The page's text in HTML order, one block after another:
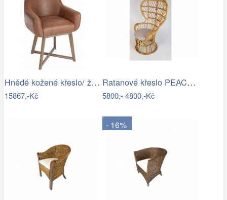
Hnědé kožené křeslo/ židle Venetta - 62…
15867,-Kč
Ratanové křeslo PEACOCK - přírodní ratan
5800,-4800,-Kč
- 16%